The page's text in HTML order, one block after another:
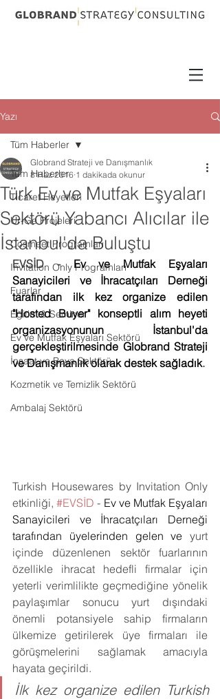
Yazı
Tüm Haberler
Ticaret Heyetleri
Ur-Ge Projeleri
Cosmeet Programları
Invitation Only Programları
Fuarlar
Eğitim & Seminer
Ev ve Mutfak Eşyaları Sektörü
İnşaat ve Boya Sektörü
Kozmetik ve Temizlik Sektörü
Ambalaj Sektörü
Tüm Haberler
Türk Ev ve Mutfak Eşyaları
Sektörü Yabancı Alıcılar ile
İstanbul'da Buluştu
Globrand Strateji ve Danışmanlık
8 Haz 2016 1 dakikada okunur
EVSİD - Ev ve Mutfak Eşyaları
Sanayicileri ve İhracatçıları Derneği
tarafından ilk kez organize edilen
"Hosted Buyer" konseptli alım heyeti
organizasyonunun İstanbul'da
gerçekleştirilmesinde Globrand Strateji
ve Danışmanlık olarak destek sağladık.
Turkish Housewares by Invitation Only
etkinliği, #EVSİD - Ev ve Mutfak Eşyaları
Sanayicileri ve İhracatçıları Derneği
tarafından üyelerinden gelen ve yurt
içinde düzenlenen sektör fuarlarının
özellikle ihracat hedefli firmalar için
yeterli verimlilikte geçmediğine yönelik
paylaşımlar sonucu yurt dışındaki
önemli potansiyele sahip firmaların
ülkemize getirilerek üye firmaları ile
görüşmelerini sağlamak amacıyla
hayata geçirildi.
İlk kez organize edilen Turkish